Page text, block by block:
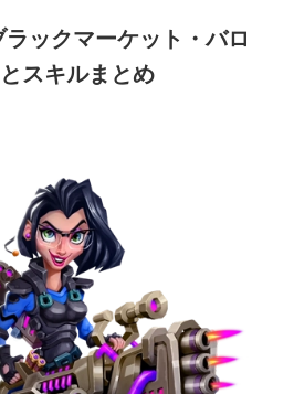
ラックマーケット・バロ
スキルまとめ